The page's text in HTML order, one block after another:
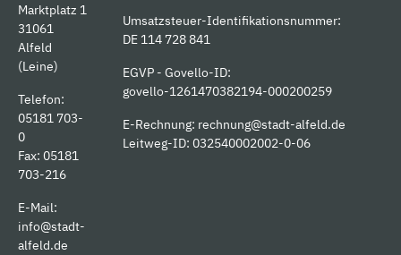
Marktplatz 1
31061
Alfeld
(Leine)
Telefon:
05181 703-
0
Fax: 05181
703-216
E-Mail:
info@stadt-
alfeld.de
Umsatzsteuer-Identifikationsnummer:
DE 114 728 841
EGVP - Govello-ID:
govello-1261470382194-000200259
E-Rechnung: rechnung@stadt-alfeld.de
Leitweg-ID: 032540002002-0-06